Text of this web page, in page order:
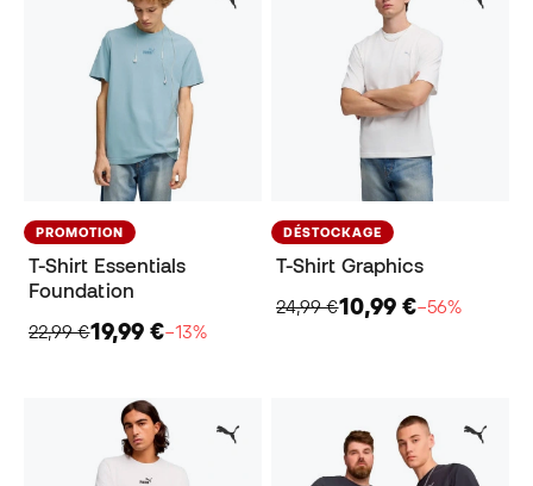
PROMOTION
T-Shirt Essentials
Foundation
22,99 €19,99 €−13%
DÉSTOCKAGE
T-Shirt Graphics
24,99 €10,99 €−56%